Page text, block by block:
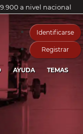
a nivel nacional
Identificarse
Registrar
AYUDA TEMAS